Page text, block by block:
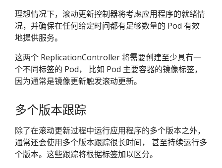
理想情况下，滚动更新控制器将考虑应用程序的就绪情
况，并确保在任何给定时间都有足够数量的 Pod 有效
地提供服务。
这两个 ReplicationController 将需要创建至少具有一
个不同标签的 Pod， 比如 Pod 主要容器的镜像标签，
因为通常是镜像更新触发滚动更新。
多个版本跟踪
除了在滚动更新过程中运行应用程序的多个版本之外，
通常还会使用多个版本跟踪很长时间， 甚至持续运行多
个版本。这些跟踪将根据标签加以区分。